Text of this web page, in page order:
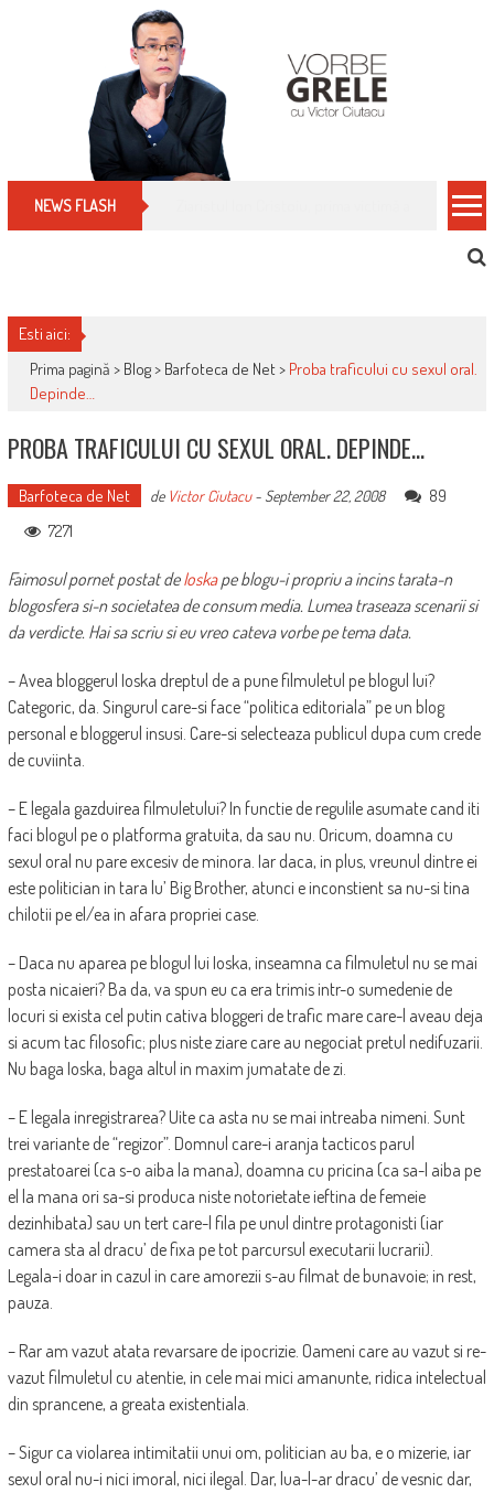
NEWS FLASH Cum îți schimbi, rapid, gratuit și eficient,
Esti aici:
Prima pagină > Blog> Barfoteca de Net> Proba traficului cu sexul oral.
Depinde…
PROBA TRAFICULUI CU SEXUL ORAL. DEPINDE…
Barfoteca de Net de Victor Ciutacu- September 22, 2008
89
7271
Faimosul pornet postat deIoskape blogu-i propriu a incins tarata-n
blogosfera si-n societatea de consum media. Lumea traseaza scenarii si
da verdicte. Hai sa scriu si eu vreo cateva vorbe pe tema data.
– Avea bloggerul Ioska dreptul de a pune filmuletul pe blogul lui?
Categoric, da. Singurul care-si face “politica editoriala” pe un blog
personal e bloggerul insusi. Care-si selecteaza publicul dupa cum crede
de cuviinta.
– E legala gazduirea filmuletului? In functie de regulile asumate cand iti
faci blogul pe o platforma gratuita, da sau nu. Oricum, doamna cu
sexul oral nu pare excesiv de minora. Iar daca, in plus, vreunul dintre ei
este politician in tara lu’ Big Brother, atunci e inconstient sa nu-si tina
chilotii pe el/ea in afara propriei case.
– Daca nu aparea pe blogul lui Ioska, inseamna ca filmuletul nu se mai
posta nicaieri? Ba da, va spun eu ca era trimis intr-o sumedenie de
locuri si exista cel putin cativa bloggeri de trafic mare care-l aveau deja
si acum tac filosofic; plus niste ziare care au negociat pretul nedifuzarii.
Nu baga Ioska, baga altul in maxim jumatate de zi.
– E legala inregistrarea? Uite ca asta nu se mai intreaba nimeni. Sunt
trei variante de “regizor”. Domnul care-i aranja tacticos parul
prestatoarei (ca s-o aiba la mana), doamna cu pricina (ca sa-l aiba pe
el la mana ori sa-si produca niste notorietate ieftina de femeie
dezinhibata) sau un tert care-l fila pe unul dintre protagonisti (iar
camera sta al dracu’ de fixa pe tot parcursul executarii lucrarii).
Legala-i doar in cazul in care amorezii s-au filmat de bunavoie; in rest,
pauza.
– Rar am vazut atata revarsare de ipocrizie. Oameni care au vazut si re-
vazut filmuletul cu atentie, in cele mai mici amanunte, ridica intelectual
din sprancene, a greata existentiala.
– Sigur ca violarea intimitatii unui om, politician au ba, e o mizerie, iar
sexul oral nu-i nici imoral, nici ilegal. Dar, lua-l-ar dracu’ de vesnic dar,